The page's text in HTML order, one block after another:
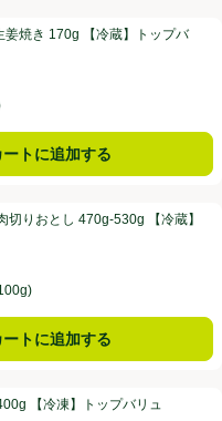
トップバリュ
姜焼き 170g 【冷蔵】トップバ
ートに追加する
【冷蔵】トップバリュ
切りおとし 470g-530g 【冷蔵】
ートに追加する
リュ
【冷凍】トップバリュ